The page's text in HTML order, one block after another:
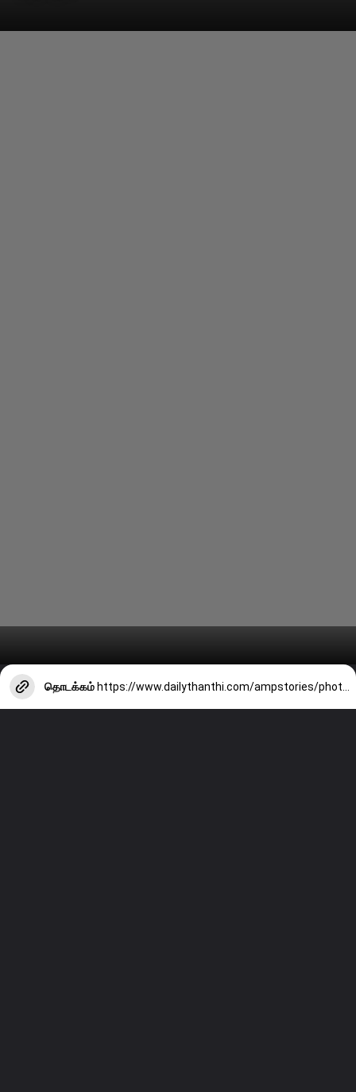
தொடக்கம் https://www.dailythanthi.com/ampstories/photo-story/can-you-eat-noodles-at-night-things-you-should-know